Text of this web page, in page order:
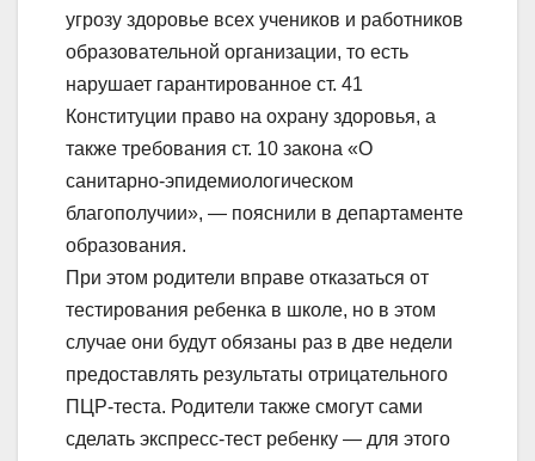
угрозу здоровье всех учеников и работников
образовательной организации, то есть
нарушает гарантированное ст. 41
Конституции право на охрану здоровья, а
также требования ст. 10 закона «О
санитарно-эпидемиологическом
благополучии», — пояснили в департаменте
образования.
При этом родители вправе отказаться от
тестирования ребенка в школе, но в этом
случае они будут обязаны раз в две недели
предоставлять результаты отрицательного
ПЦР-теста. Родители также смогут сами
сделать экспресс-тест ребенку — для этого